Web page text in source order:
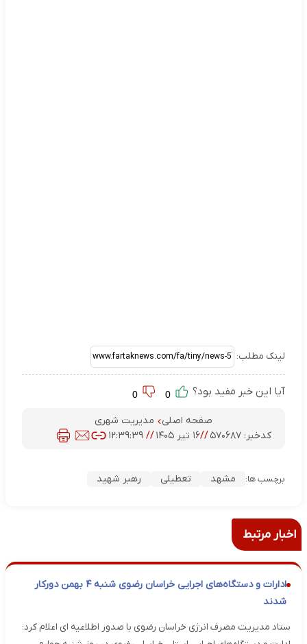
لینک مطلب:
آیا این خبر مفید بود؟
صفحه اصلی
مدیریت شهری
کدخبر:۵۷۰۶۸۷ //۱۶ تیر ۱۴۰۵ //۱۲:۳۹:۳۹
برچسب ها: مشهد تعطیلی رهبر شهید
اخبار مرتبط
ادارات و دستگاه‌های اجرایی خراسان رضوی شنبه ۴ بهمن دورکار
شدند
ستاد مدیریت مصرف انرژی خراسان رضوی با صدور اطلاعیه ای اعلام کرد: